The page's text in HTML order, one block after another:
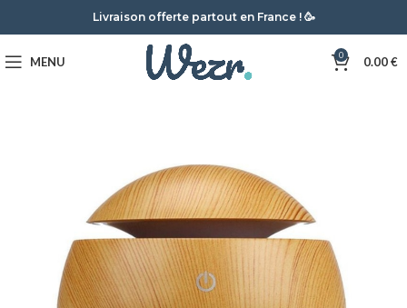
Livraison offerte partout en France ! 🥳
MENU 0 0.00€